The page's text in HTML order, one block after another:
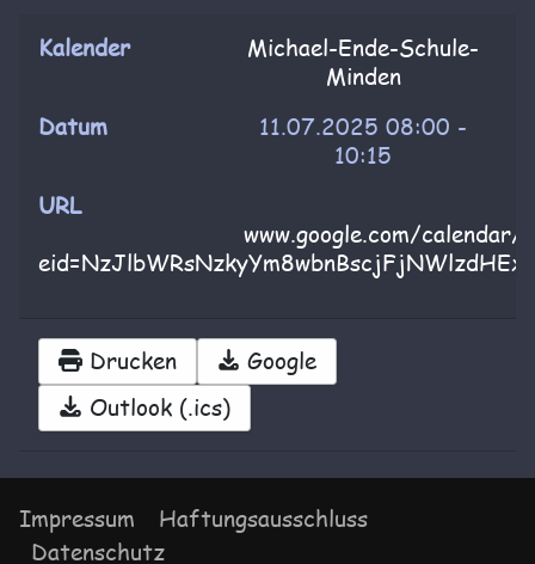
Kalender
Michael-Ende-Schule-
Minden
Datum
11.07.2025 08:00 -
10:15
URL
www.google.com/calendar/
Drucken
Google
Outlook (.ics)
Impressum
Haftungsausschluss
Datenschutz